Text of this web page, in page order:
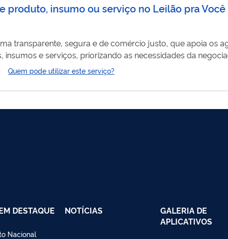
produto, insumo ou serviço no Leilão pra Você
transparente, segura e de comércio justo, que apoia os
serviços, priorizando as necessidades da negociação. Este serviço é
que o custo operacional é do arrematante do negócio.
Quem pode utilizar este serviço?
DESTAQUE
Nacional
NOTÍCIAS
GALERIA DE
APLICATIVOS